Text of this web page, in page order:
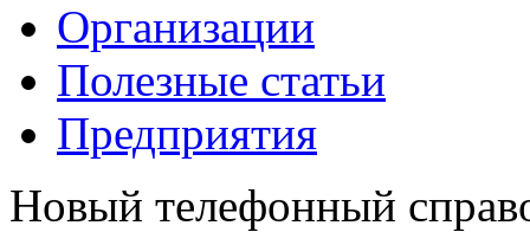
Организации
Полезные статьи
Предприятия
Новый телефонный